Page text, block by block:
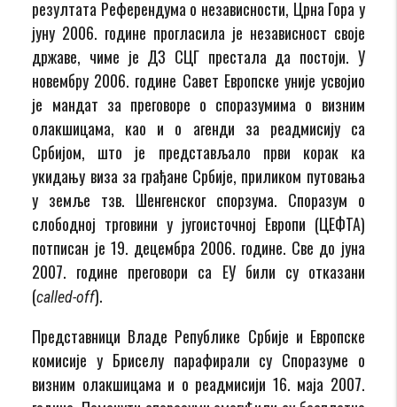
резултата Референдума о независности, Црна Гора у
јуну 2006. године прогласила је независност своје
државе, чиме је ДЗ СЦГ престала да постоји. У
новембру 2006. године Савет Европске уније усвојио
је мандат за преговоре о споразумима о визним
олакшицама, као и о агенди за реадмисију са
Србијом, што је представљало први корак ка
укидању виза за грађане Србије, приликом путовања
у земље тзв. Шенгенског спорзума. Споразум о
слободној трговини у југоисточној Европи (ЦЕФТА)
потписан је 19. децембра 2006. године. Све до јуна
2007. године преговори са ЕУ били су отказани
(called-off).
Представници Владе Републике Србије и Европске
комисије у Бриселу парафирали су Споразуме о
визним олакшицама и о реадмисији 16. маја 2007.